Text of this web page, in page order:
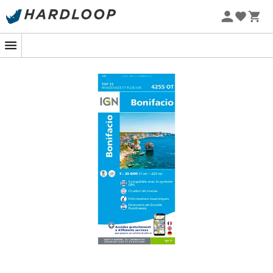
Promos d'été 🔥 -5 % EXTRA dès 2 produits* code Summer5